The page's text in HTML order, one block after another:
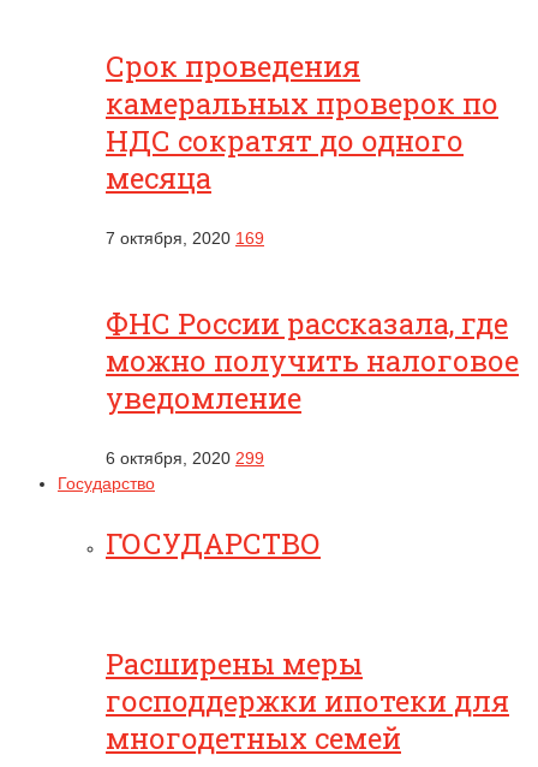
Срок проведения
камеральных проверок по
НДС сократят до одного
месяца
7 октября, 2020 169
ФНС России рассказала, где
можно получить налоговое
уведомление
6 октября, 2020 299
Государство
ГОСУДАРСТВО
Расширены меры
господдержки ипотеки для
многодетных семей